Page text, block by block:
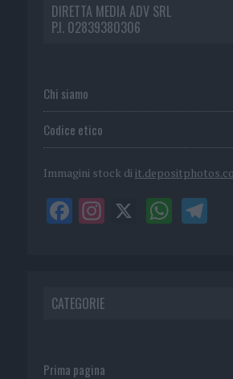
DIRETTA MEDIA ADV SRL
P.I. 02839380306
Chi siamo
Codice etico
Immagini stock di
CATEGORIE
Prima pagina